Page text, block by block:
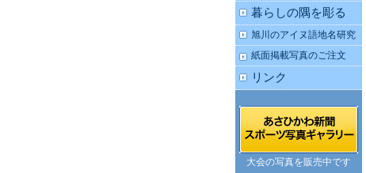
暮らしの隅を彫る
旭川のアイヌ語地名研究
紙面掲載写真のご注文
リンク
大会の写真を販売中です